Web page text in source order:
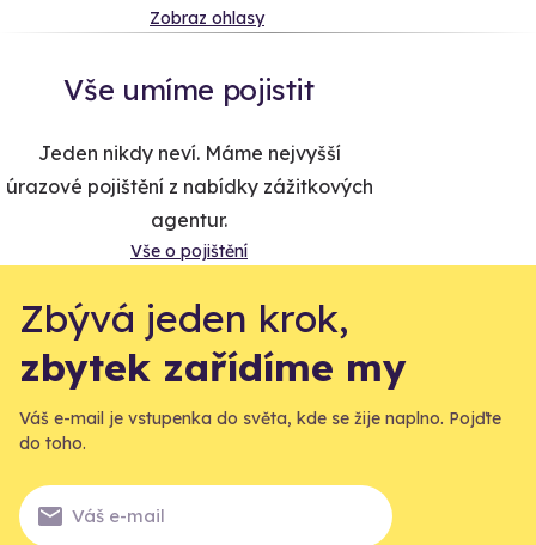
Zobraz ohlasy
Vše umíme pojistit
Jeden nikdy neví. Máme nejvyšší
úrazové pojištění z nabídky zážitkových
agentur.
Vše o pojištění
Zbývá jeden krok,
zbytek zařídíme my
Váš e-mail je vstupenka do světa, kde se žije naplno. Pojďte
do toho.